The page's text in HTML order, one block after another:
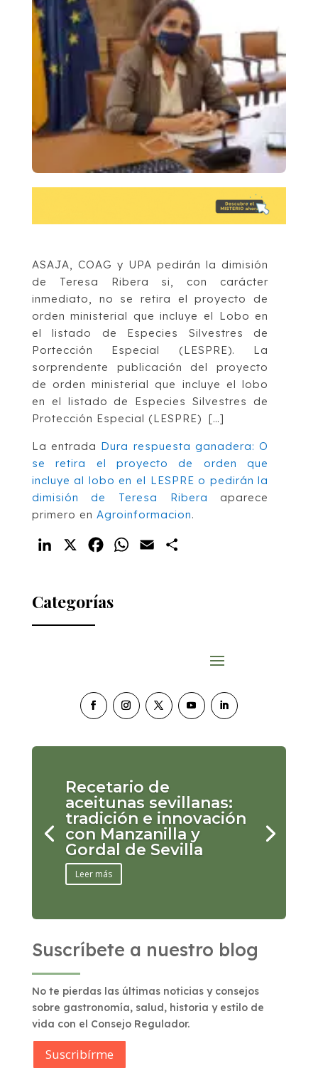
ASAJA, COAG y UPA pedirán la dimisión
de Teresa Ribera si, con carácter
inmediato, no se retira el proyecto de
orden ministerial que incluye el Lobo en
el listado de Especies Silvestres de
Portección Especial (LESPRE). La
sorprendente publicación del proyecto
de orden ministerial que incluye el lobo
en el listado de Especies Silvestres de
Protección Especial (LESPRE) […]
La entrada Dura respuesta ganadera: O
se retira el proyecto de orden que
incluye al lobo en el LESPRE o pedirán la
dimisión de Teresa Ribera aparece
primero en Agroinformacion.
LinkedIn FacebookWhatsApp
Email
Categorías
Recetario de
aceitunas sevillanas:
tradición e innovación
con Manzanilla y
Gordal de Sevilla
Leer más
Suscríbete a nuestro blog
No te pierdas las últimas noticias y consejos
sobre gastronomía, salud, historia y estilo de
vida con el Consejo Regulador.
Suscribírme